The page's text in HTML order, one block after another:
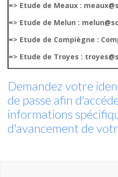
=> Etude de Meaux :
=> Etude de Melun :
=> Etude de Compiègne :
=> Etude de Troyes :
Demandez votre
de passe afin
informations
d'avancement de